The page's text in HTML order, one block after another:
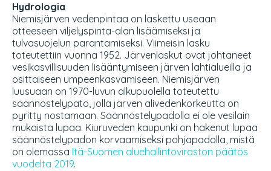
Hydrologia
Niemisjärven vedenpintaa on laskettu useaan
otteeseen viljelyspinta-alan lisäämiseksi ja
tulvasuojelun parantamiseksi. Viimeisin lasku
toteutettiin vuonna 1952. Järvenlaskut ovat johtaneet
vesikasvillisuuden lisääntymiseen järven lahtialueilla ja
osittaiseen umpeenkasvamiseen. Niemisjärven
luusuaan on 1970-luvun alkupuolella toteutettu
säännöstelypato, jolla järven alivedenkorkeutta on
pyritty nostamaan. Säännöstelypadolla ei ole vesilain
mukaista lupaa. Kiuruveden kaupunki on hakenut lupaa
säännöstelypadon korvaamiseksi pohjapadolla, mistä
on olemassa Itä-Suomen aluehallintoviraston päätös
vuodelta 2019.